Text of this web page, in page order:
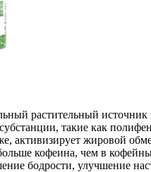
растительный
такие как
активизирует жировой
кофеина, чем в
бодрости, улучшение